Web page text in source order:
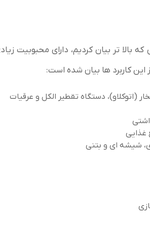
بالا تر بیان کردیم، دارای محبوبیت
کاربرد ها بیان شده است:
دستگاه تقطیر الکل و عرقیات
غذایی
شیشه ای و بتنی